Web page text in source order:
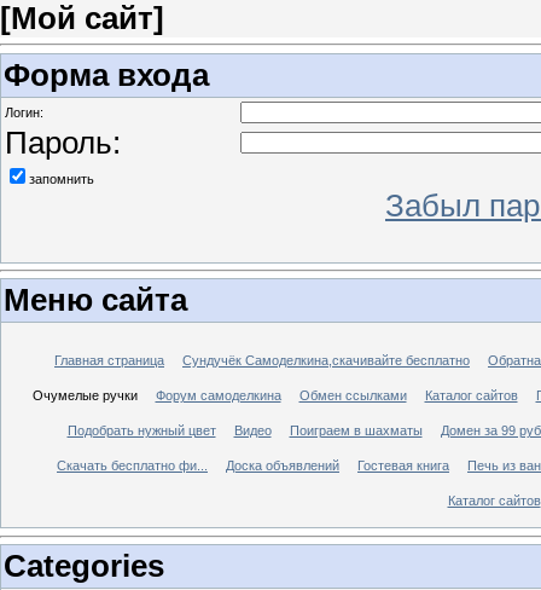
[Мой сайт]
Форма входа
Логин:
Пароль:
запомнить
Забыл
Меню сайта
Главная страница Сундучёк Самоделкина,скачивайте бесплатно
Очумелые ручки Форум самоделкина Обмен ссылками Каталог сайтов
Подобрать нужный цвет Видео Поиграем в шахматы Домен за 99
Скачать бесплатно фи... Доска объявлений Гостевая книга Печь из
Каталог сайтов
Categories